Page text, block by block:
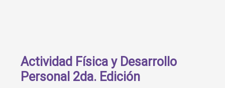
Actividad Física y Desarrollo
Personal 2da. Edición